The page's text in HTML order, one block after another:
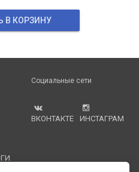
В КОРЗИНУ
Социальные сети
ВКОНТАКТЕ ИНСТАГРАМ